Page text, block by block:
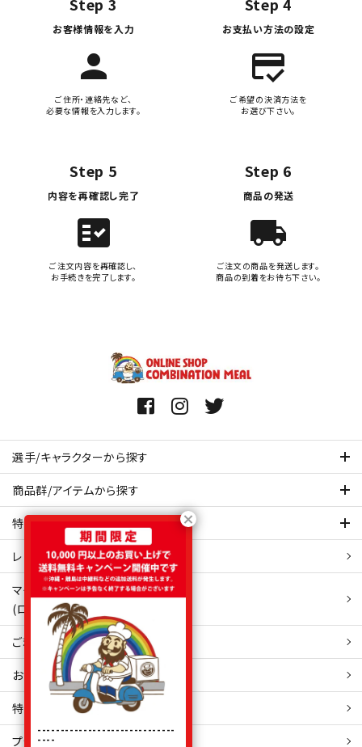
お客様情報を入力
person
ご住所・連絡先など、
必要な情報を入力します。
お支払い方法の設定
credit_score
ご希望の決済方法を
お選び下さい。
Step 5
内容を再確認し完了
fact_check
ご注文内容を再確認し、
お手続きを完了します。
Step 6
商品の発送
local_shipping
ご注文の商品を発送します。
商品の到着をお待ち下さい。
選手/キャラクターから探す
商品群/アイテムから探す
特集ページを見てみる
レビュー・口コミ 一覧ページ
マイアカウント
(ログイン/新規会員登録)
ご利用ガイド
お問い合わせ
特定商取引 法表示
プライバシーポリシー
------------------------------
----